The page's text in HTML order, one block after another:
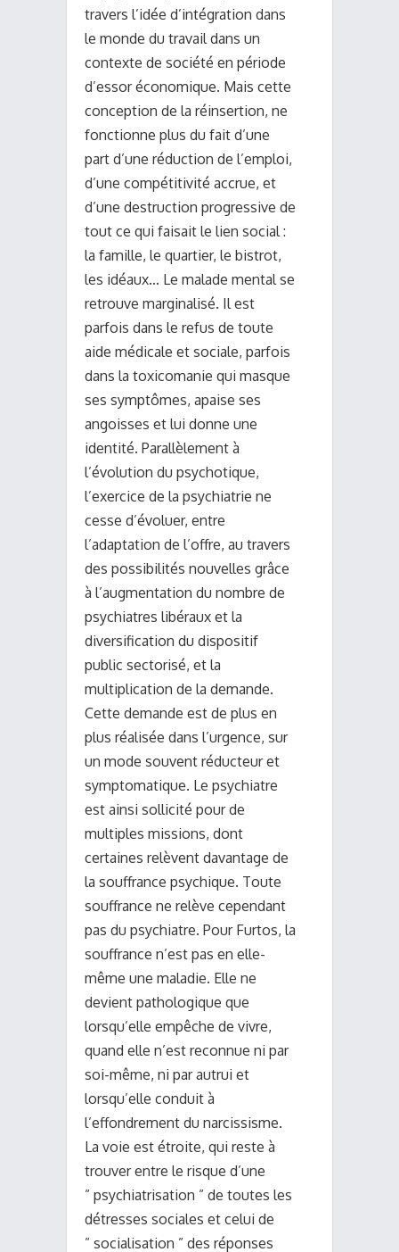
travers l’idée d’intégration dans
le monde du travail dans un
contexte de société en période
d’essor économique. Mais cette
conception de la réinsertion, ne
fonctionne plus du fait d’une
part d’une réduction de l’emploi,
d’une compétitivité accrue, et
d’une destruction progressive de
tout ce qui faisait le lien social :
la famille, le quartier, le bistrot,
les idéaux… Le malade mental se
retrouve marginalisé. Il est
parfois dans le refus de toute
aide médicale et sociale, parfois
dans la toxicomanie qui masque
ses symptômes, apaise ses
angoisses et lui donne une
identité. Parallèlement à
l’évolution du psychotique,
l’exercice de la psychiatrie ne
cesse d’évoluer, entre
l’adaptation de l’offre, au travers
des possibilités nouvelles grâce
à l’augmentation du nombre de
psychiatres libéraux et la
diversification du dispositif
public sectorisé, et la
multiplication de la demande.
Cette demande est de plus en
plus réalisée dans l’urgence, sur
un mode souvent réducteur et
symptomatique. Le psychiatre
est ainsi sollicité pour de
multiples missions, dont
certaines relèvent davantage de
la souffrance psychique. Toute
souffrance ne relève cependant
pas du psychiatre. Pour Furtos, la
souffrance n’est pas en elle-
même une maladie. Elle ne
devient pathologique que
lorsqu’elle empêche de vivre,
quand elle n’est reconnue ni par
soi-même, ni par autrui et
lorsqu’elle conduit à
l’effondrement du narcissisme.
La voie est étroite, qui reste à
trouver entre le risque d’une
” psychiatrisation ” de toutes les
détresses sociales et celui de
” socialisation ” des réponses